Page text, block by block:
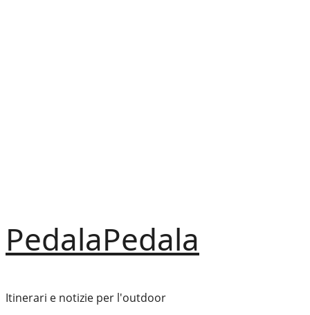
PedalaPedala
Itinerari e notizie per l'outdoor